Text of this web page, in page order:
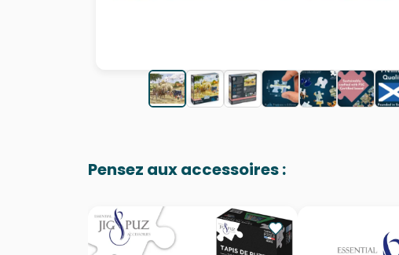
Pensez aux accessoires :